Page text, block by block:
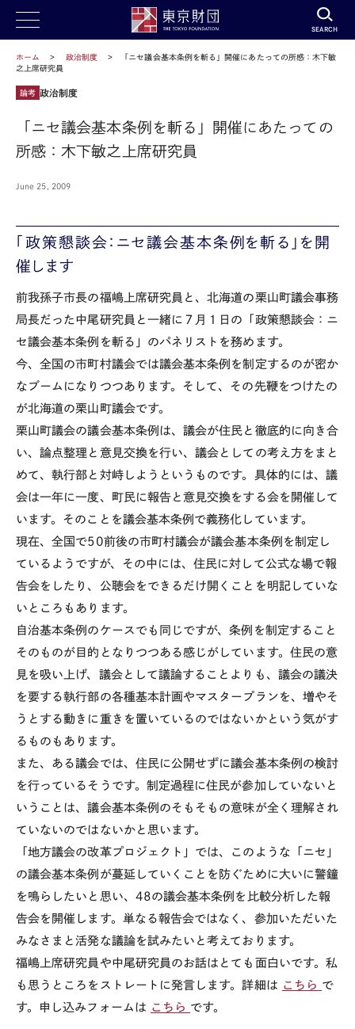
SEARCH
ホーム 政治制度
「ニセ議会基本条例を斬る」開催にあたっての所感：木下敏
之上席研究員
論考 政治制度
「ニセ議会基本条例を斬る」開催にあたっての
所感：木下敏之上席研究員
June 25, 2009
「政策懇談会：ニセ議会基本条例を斬る」を開
催します
前我孫子市長の福嶋上席研究員と、北海道の栗山町議会事務
局長だった中尾研究員と一緒に７月１日の「政策懇談会：ニ
セ議会基本条例を斬る」のパネリストを務めます。
今、全国の市町村議会では議会基本条例を制定するのが密か
なブームになりつつあります。そして、その先鞭をつけたの
が北海道の栗山町議会です。
栗山町議会の議会基本条例は、議会が住民と徹底的に向き合
い、論点整理と意見交換を行い、議会としての考え方をまと
めて、執行部と対峙しようというものです。具体的には、議
会は一年に一度、町民に報告と意見交換をする会を開催して
います。そのことを議会基本条例で義務化しています。
現在、全国で50前後の市町村議会が議会基本条例を制定し
ているようですが、その中には、住民に対して公式な場で報
告会をしたり、公聴会をできるだけ開くことを明記していな
いところもあります。
自治基本条例のケースでも同じですが、条例を制定すること
そのものが目的となりつつある感じがしています。住民の意
見を吸い上げ、議会として議論することよりも、議会の議決
を要する執行部の各種基本計画やマスタープランを、増やそ
うとする動きに重きを置いているのではないかという気がす
るものもあります。
また、ある議会では、住民に公開せずに議会基本条例の検討
を行っているそうです。制定過程に住民が参加していないと
いうことは、議会基本条例のそもそもの意味が全く理解され
ていないのではないかと思います。
「地方議会の改革プロジェクト」では、このような「ニセ」
の議会基本条例が蔓延していくことを防ぐために大いに警鐘
を鳴らしたいと思い、48の議会基本条例を比較分析した報
告会を開催します。単なる報告会ではなく、参加いただいた
みなさまと活発な議論を試みたいと考えております。
福嶋上席研究員や中尾研究員のお話はとても面白いです。私
も思うところをストレートに発言します。詳細は こちら で
す。申し込みフォームは こちら です。